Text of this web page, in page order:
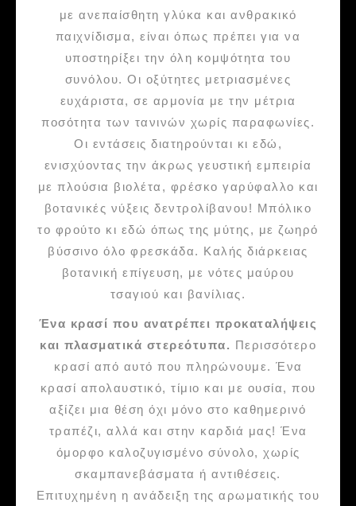
με ανεπαίσθητη γλύκα και ανθρακικό
παιχνίδισμα, είναι όπως πρέπει για να
υποστηρίξει την όλη κομψότητα του
συνόλου. Οι οξύτητες μετριασμένες
ευχάριστα, σε αρμονία με την μέτρια
ποσότητα των τανινών χωρίς παραφωνίες.
Οι εντάσεις διατηρούνται κι εδώ,
ενισχύοντας την άκρως γευστική εμπειρία
με πλούσια βιολέτα, φρέσκο γαρύφαλλο και
βοτανικές νύξεις δεντρολίβανου! Μπόλικο
το φρούτο κι εδώ όπως της μύτης, με ζωηρό
βύσσινο όλο φρεσκάδα. Καλής διάρκειας
βοτανική επίγευση, με νότες μαύρου
τσαγιού και βανίλιας.
Ένα κρασί που ανατρέπει προκαταλήψεις
και πλασματικά στερεότυπα. Περισσότερο
κρασί από αυτό που πληρώνουμε. Ένα
κρασί απολαυστικό, τίμιο και με ουσία, που
αξίζει μια θέση όχι μόνο στο καθημερινό
τραπέζι, αλλά και στην καρδιά μας! Ένα
όμορφο καλοζυγισμένο σύνολο, χωρίς
σκαμπανεβάσματα ή αντιθέσεις.
Επιτυχημένη η ανάδειξη της αρωματικής του